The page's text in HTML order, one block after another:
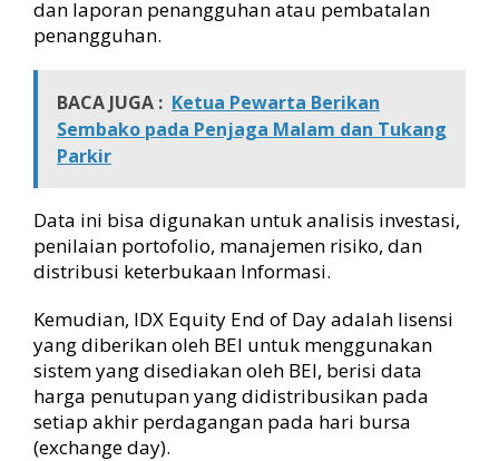
dan laporan penangguhan atau pembatalan
penangguhan.
BACA JUGA : Ketua Pewarta Berikan
Sembako pada Penjaga Malam dan Tukang
Parkir
Data ini bisa digunakan untuk analisis investasi,
penilaian portofolio, manajemen risiko, dan
distribusi keterbukaan Informasi.
Kemudian, IDX Equity End of Day adalah lisensi
yang diberikan oleh BEI untuk menggunakan
sistem yang disediakan oleh BEI, berisi data
harga penutupan yang didistribusikan pada
setiap akhir perdagangan pada hari bursa
(exchange day).